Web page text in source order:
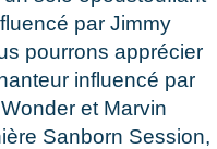
par Jimmy
pourrons apprécier
influencé par
et Marvin
Sanborn Session,